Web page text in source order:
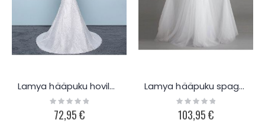
Lamya hääpuku hovilaahuksella L503
Rating:
0%
72,95 €
Lamya hääpuku spagettiolkaimilla L726
Rating:
0%
103,95 €